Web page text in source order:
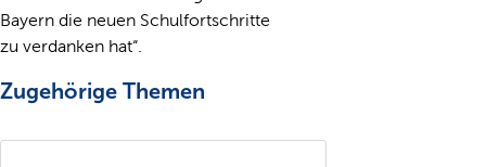
Bayern die neuen Schulfortschritte
zu verdanken hat“.
Zugehörige Themen